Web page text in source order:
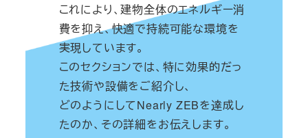
これにより、建物全体のエネルギー消
費を抑え、快適で持続可能な環境を
実現しています。
このセクションでは、特に効果的だっ
た技術や設備をご紹介し、
どのようにしてNearly ZEBを達成し
たのか、その詳細をお伝えします。